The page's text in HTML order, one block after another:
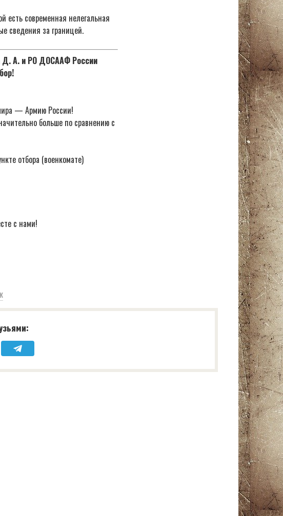
есть современная нелегальная
сведения за границей.
Д. А. и РО ДОСААФ России
— Армию России!
больше по сравнению с
отбора (военкомате)
с нами!